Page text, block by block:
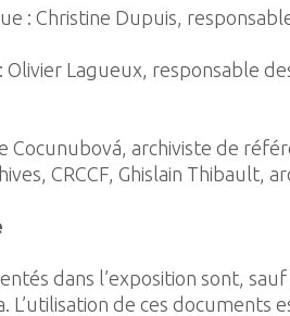
: Christine Dupuis, responsable
Olivier Lagueux, responsable
Cocunubová, archiviste de
CRCCF, Ghislain Thibault,
dans l’exposition sont,
L’utilisation de ces documents